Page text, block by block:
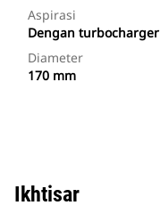
Aspirasi
Dengan turbocharger
Diameter
170 mm
Ikhtisar